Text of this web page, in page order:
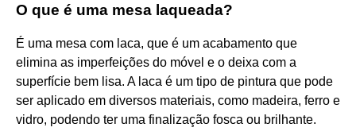
O que é uma mesa laqueada?
É uma mesa com laca, que é um acabamento que
elimina as imperfeições do móvel e o deixa com a
superfície bem lisa. A laca é um tipo de pintura que pode
ser aplicado em diversos materiais, como madeira, ferro e
vidro, podendo ter uma finalização fosca ou brilhante.